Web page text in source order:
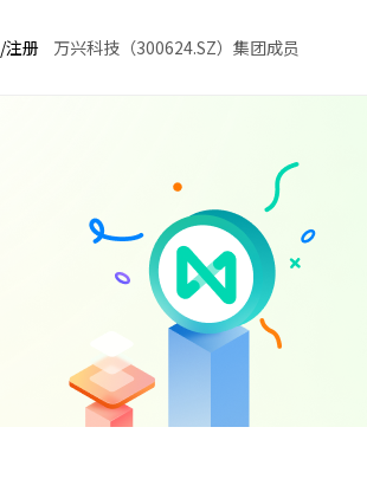
/注册 万兴科技（300624.SZ）集团成员